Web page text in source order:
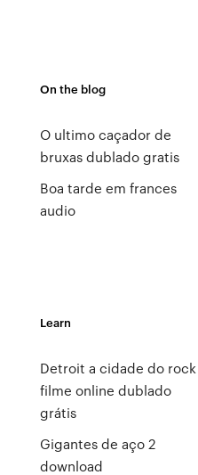
On the blog
O ultimo caçador de
bruxas dublado gratis
Boa tarde em frances
audio
Learn
Detroit a cidade do rock
filme online dublado
grátis
Gigantes de aço 2
download